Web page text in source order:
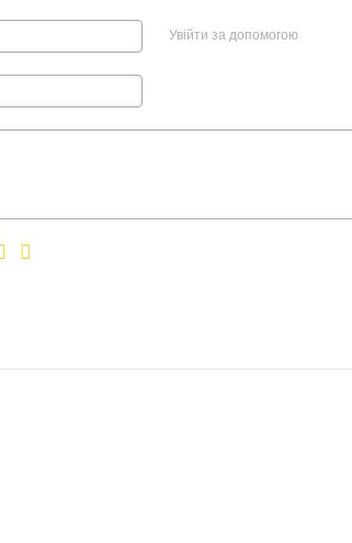
Увійти за допомогою